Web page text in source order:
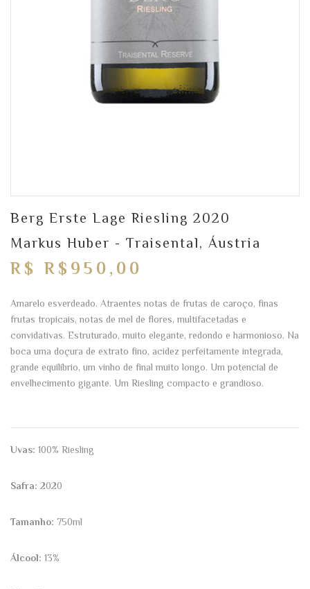
Berg Erste Lage Riesling 2020
Markus Huber - Traisental, Áustria
R$ R$950,00
Amarelo esverdeado. Atraentes notas de frutas de caroço, finas
frutas tropicais, notas de mel de flores, multifacetadas e
convidativas. Estruturado, muito elegante, redondo e harmonioso. Na
boca uma doçura de extrato fino, acidez perfeitamente integrada,
grande equilíbrio, um vinho de final muito longo. Um potencial de
envelhecimento gigante. Um Riesling compacto e grandioso.
Uvas: 100% Riesling
Safra: 2020
Tamanho: 750ml
Álcool: 13%